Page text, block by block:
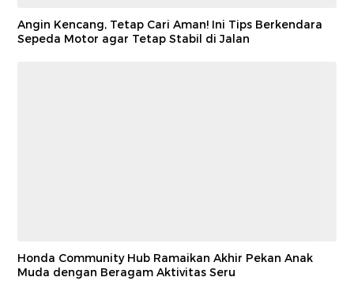
Angin Kencang, Tetap Cari Aman! Ini Tips Berkendara
Sepeda Motor agar Tetap Stabil di Jalan
Honda Community Hub Ramaikan Akhir Pekan Anak
Muda dengan Beragam Aktivitas Seru